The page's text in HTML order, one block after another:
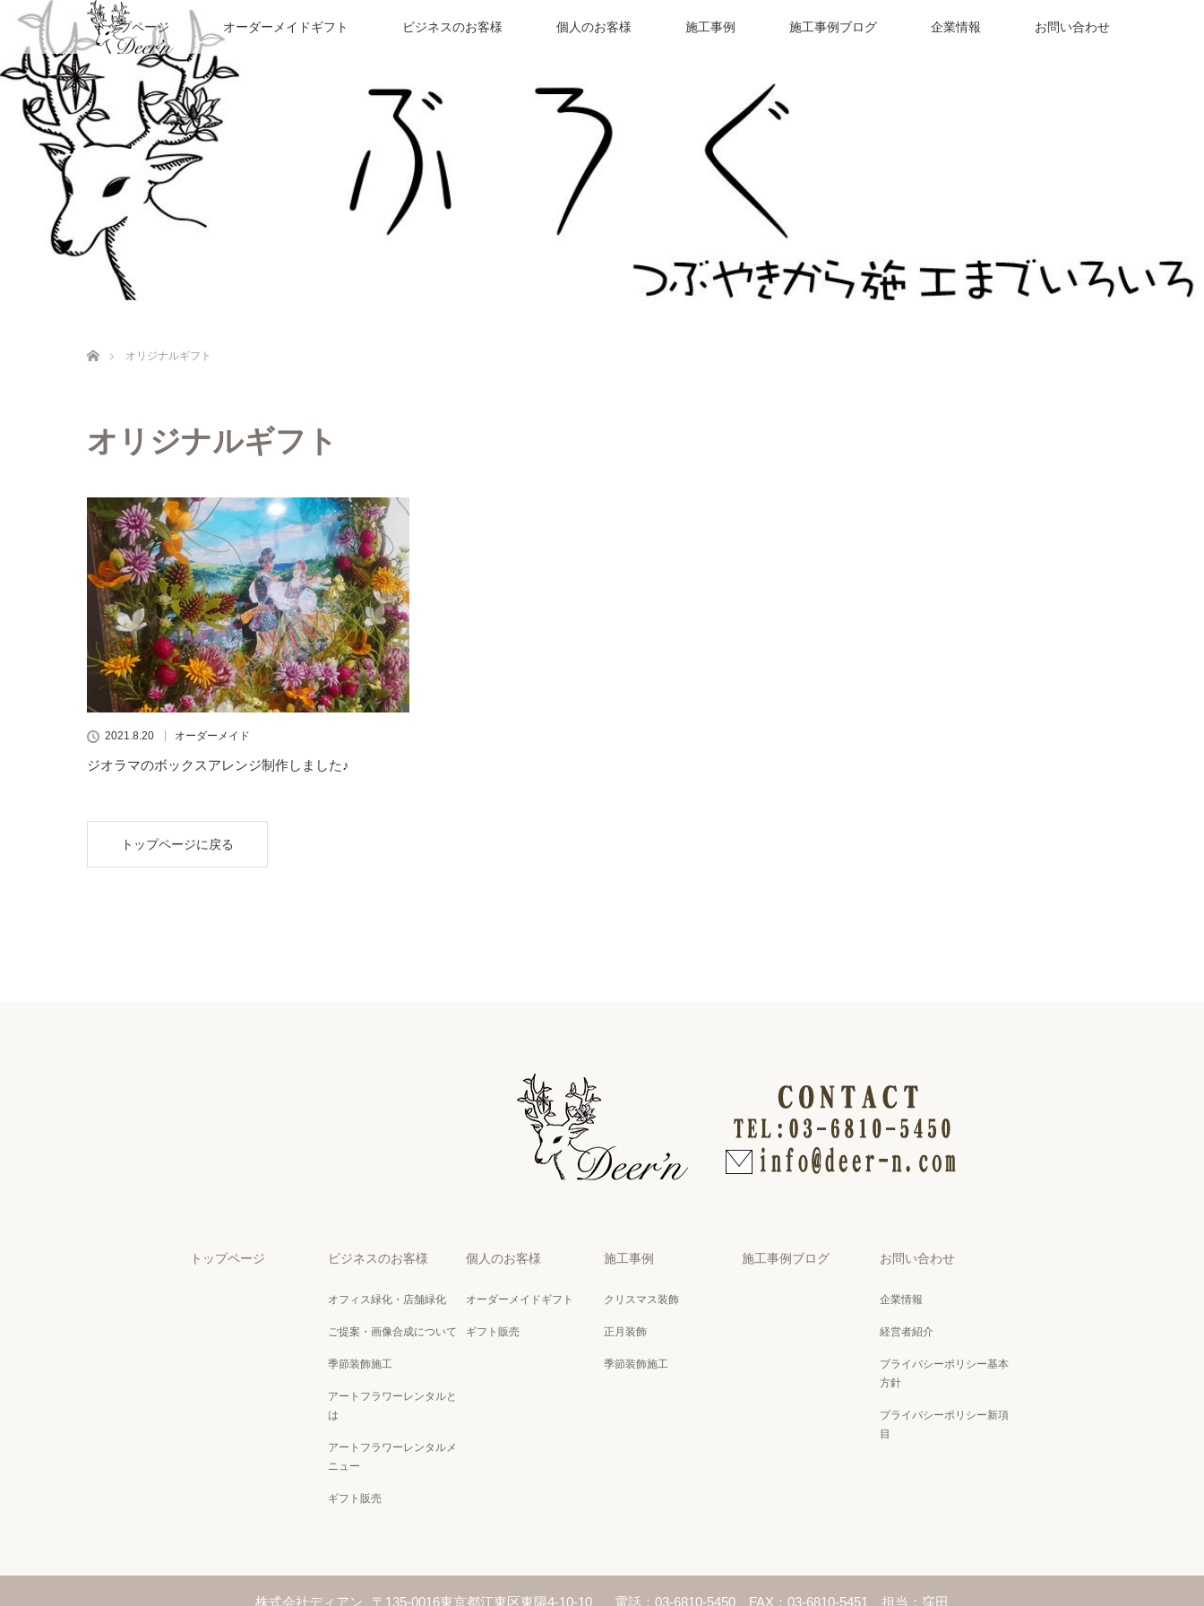
トップページ オーダーメイドギフト ビジネスのお客様 個人のお客様 施工事例 施工事例ブログ 企業情報 お問い合わせ
オリジナルギフト
オリジナルギフト
2021.8.20 オーダーメイド
ジオラマのボックスアレンジ制作しました♪
トップページに戻る
トップページ ビジネスのお客様
オフィス緑化・店舗緑化
ご提案・画像合成について
季節装飾施工
アートフラワーレンタルと
は
アートフラワーレンタルメ
ニュー
ギフト販売
個人のお客様
オーダーメイドギフト
ギフト販売
施工事例
クリスマス装飾
正月装飾
季節装飾施工
施工事例ブログ お問い合わせ
企業情報
経営者紹介
プライバシーポリシー基本
方針
プライバシーポリシー新項
目
株式会社ディアン 〒135-0016東京都江東区東陽4-10-10 電話：03-6810-5450 FAX：03-6810-5451 担当：窪田